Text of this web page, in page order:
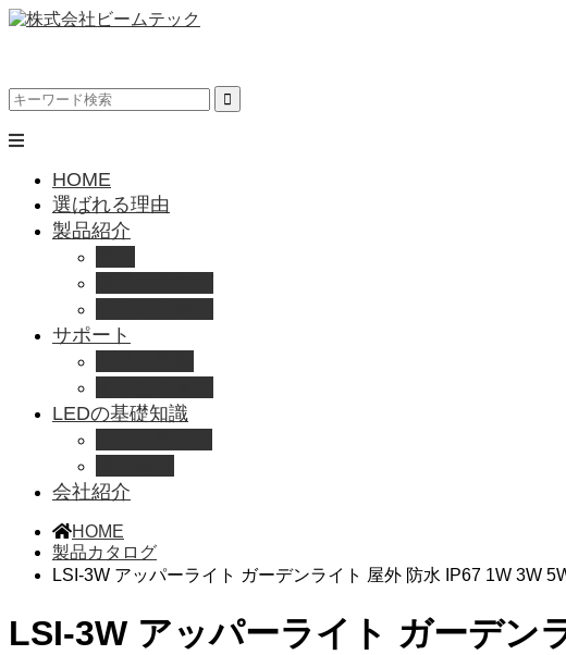
HOME
選ばれる理由
製品紹介
サポート
LEDの基礎知識
会社紹介
HOME
製品カタログ
LSI-3W アッパーライト ガーデンライト 屋外 防水 IP67 1W 3W
LSI-3W アッパーライト ガーデン